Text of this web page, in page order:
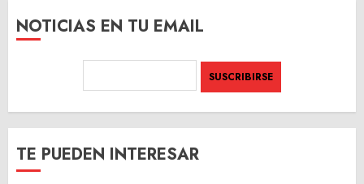
NOTICIAS EN TU EMAIL
TE PUEDEN INTERESAR